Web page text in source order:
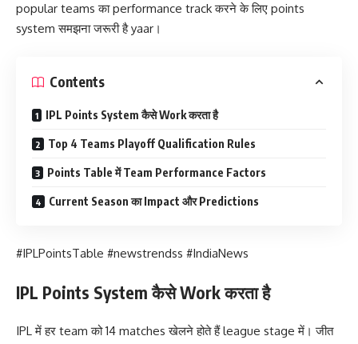
popular teams का performance track करने के लिए points
system समझना जरूरी है yaar।
Contents
IPL Points System कैसे Work करता है
Top 4 Teams Playoff Qualification Rules
Points Table में Team Performance Factors
Current Season का Impact और Predictions
#IPLPointsTable #newstrendss #IndiaNews
IPL Points System कैसे Work करता है
IPL में हर team को 14 matches खेलने होते हैं league stage में। जीत